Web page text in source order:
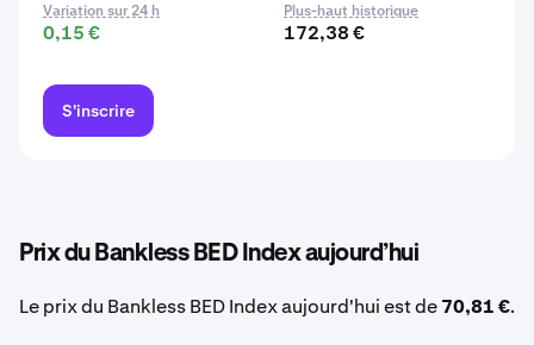
Variation sur 24 h
0,15 €
Plus-haut historique
172,38 €
S'inscrire
Prix du Bankless BED Index aujourd’hui
Le prix du Bankless BED Index aujourd'hui est de70,81 €.